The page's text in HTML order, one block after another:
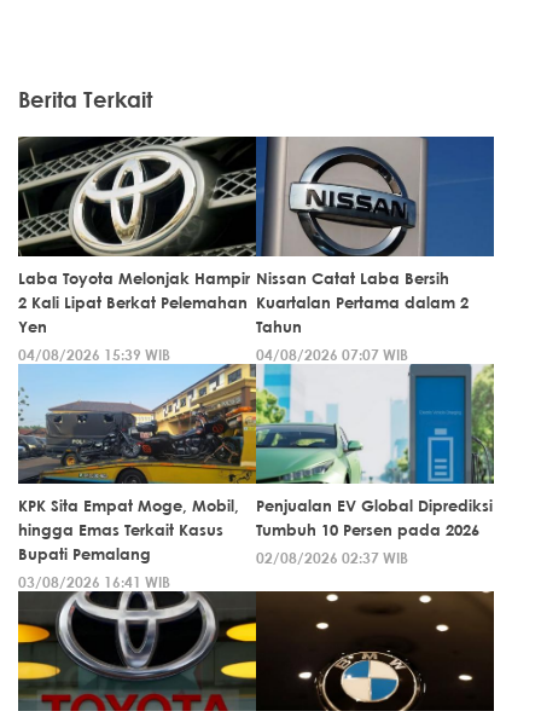
Berita Terkait
Laba Toyota Melonjak Hampir
2 Kali Lipat Berkat Pelemahan
Yen
04/08/2026 15:39 WIB
Nissan Catat Laba Bersih
Kuartalan Pertama dalam 2
Tahun
04/08/2026 07:07 WIB
KPK Sita Empat Moge, Mobil,
hingga Emas Terkait Kasus
Bupati Pemalang
03/08/2026 16:41 WIB
Penjualan EV Global Diprediksi
Tumbuh 10 Persen pada 2026
02/08/2026 02:37 WIB